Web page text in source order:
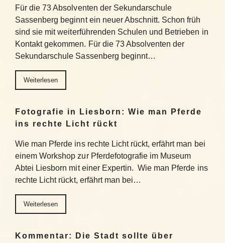
Für die 73 Absolventen der Sekundarschule
Sassenberg beginnt ein neuer Abschnitt. Schon früh
sind sie mit weiterführenden Schulen und Betrieben in
Kontakt gekommen. Für die 73 Absolventen der
Sekundarschule Sassenberg beginnt…
Weiterlesen
Fotografie in Liesborn: Wie man Pferde
ins rechte Licht rückt
Wie man Pferde ins rechte Licht rückt, erfährt man bei
einem Workshop zur Pferdefotografie im Museum
Abtei Liesborn mit einer Expertin. Wie man Pferde ins
rechte Licht rückt, erfährt man bei…
Weiterlesen
Kommentar: Die Stadt sollte über